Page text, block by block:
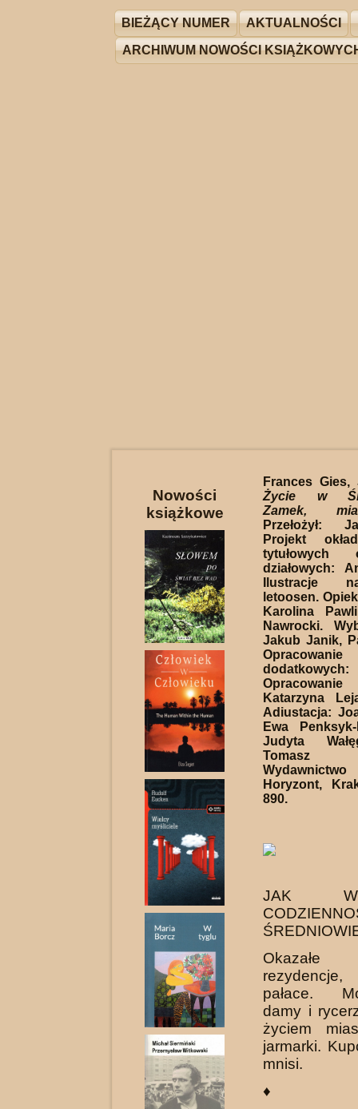
BIEŻĄCY NUMER AKTUALNOŚCI
ARCHIWUM NOWOŚCI
Nowości
książkowe
Frances Gies,
Życie w
Zamek,
Przełożył:
Projekt
działowych:
Ilustracje
letoosen.
Karolina
Nawrocki.
Jakub Janik,
dodatkowych:
Katarzyna
Adiustacja:
Ewa
Judyta
Tomasz
Horyzont,
890.
JAK
pałace.
damy i
życiem
jarmarki.
mnisi.
♦